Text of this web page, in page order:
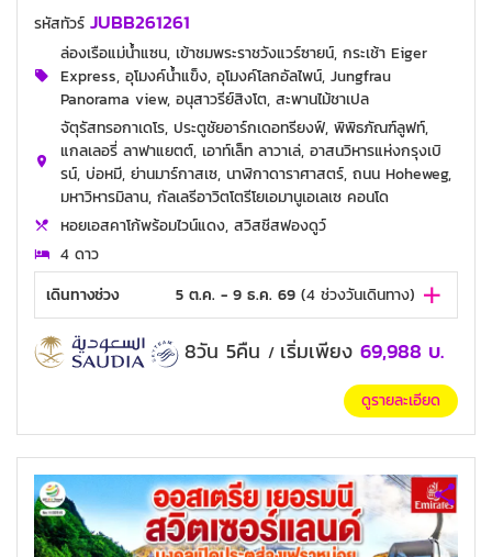
รหัสทัวร์ JUBB261261
ล่องเรือแม่น้ำแซน, เข้าชมพระราชวังแวร์ซายน์, กระเช้า Eiger
Express, อุโมงค์น้ำแข็ง, อุโมงค์โลกอัลไพน์, Jungfrau
Panorama view, อนุสาวรีย์สิงโต, สะพานไม้ชาเปล
จัตุรัสทรอกาเดโร, ประตูชัยอาร์กเดอทรียงฟ์, พิพิธภัณฑ์ลูฟท์,
แกลเลอรี่ ลาฟาแยตต์, เอาท์เล็ท ลาวาเล่, อาสนวิหารแห่งกรุงเบิ
รน์, บ่อหมี, ย่านมาร์กาสเซ, นาฬิกาดาราศาสตร์, ถนน Hoheweg,
มหาวิหารมิลาน, กัลเลรีอาวิตโตรีโยเอมานูเอเลเซ คอนโด
หอยเอสคาโก้พร้อมไวน์แดง, สวิสชีสฟองดูว์
4 ดาว
เดินทางช่วง
5 ต.ค. - 9 ธ.ค. 69 (4 ช่วงวันเดินทาง)
8วัน 5คืน / เริ่มเพียง 69,988 บ.
ดูรายละเอียด